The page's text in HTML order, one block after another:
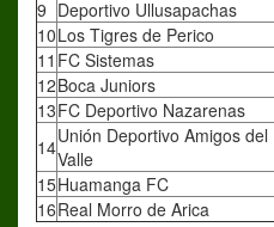
9 Deportivo Ullusapachas
10Los Tigres de Perico
11 FC Sistemas
12Boca Juniors
13FC Deportivo Nazarenas
14Unión Deportivo Amigos del
Valle
15Huamanga FC
16Real Morro de Arica